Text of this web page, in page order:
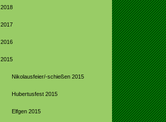
2018
2017
2016
2015
Nikolausfeier/-schießen 2015
Hubertusfest 2015
Elfgen 2015